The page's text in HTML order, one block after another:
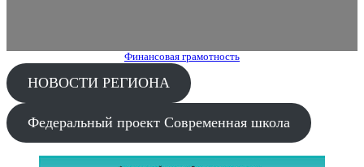
Финансовая грамотность
НОВОСТИ РЕГИОНА
Федеральный проект Современная школа